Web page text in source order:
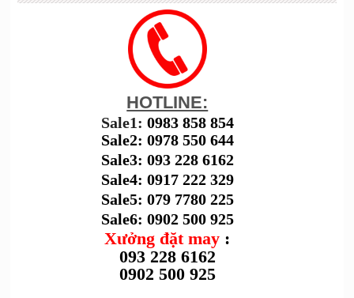
HOTLINE:
Sale1: 0983 858 854
Sale2: 0978 550 644
Sale3: 093 228 6162
Sale4: 0917 222 329
Sale5: 079 7780 225
Sale6: 0902 500 925
Xưởng đặt may :
093 228 6162
0902 500 925